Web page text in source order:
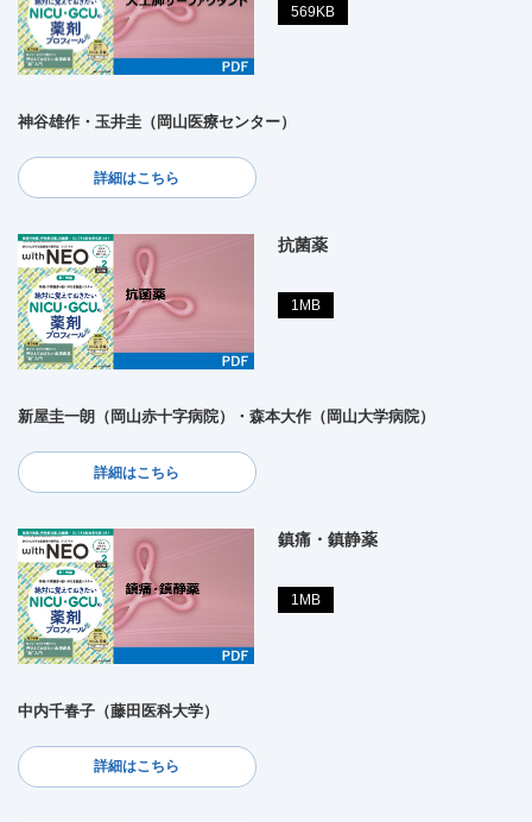
569KB
神谷雄作・玉井圭（岡山医療センター）
詳細はこちら
抗菌薬
1MB
新屋圭一朗（岡山赤十字病院）・森本大作（岡山大学病院）
詳細はこちら
鎮痛・鎮静薬
1MB
中内千春子（藤田医科大学）
詳細はこちら